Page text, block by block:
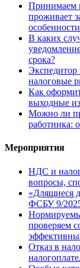
Принимаем
проживает
В каких
срока?
Экспедитор
налоговые
Как
выходные
Можно ли
работника:
Мероприятия
НДС и налог
вопросы,
«Длящиеся
ФСБУ 9/
проверяем
Отказ в